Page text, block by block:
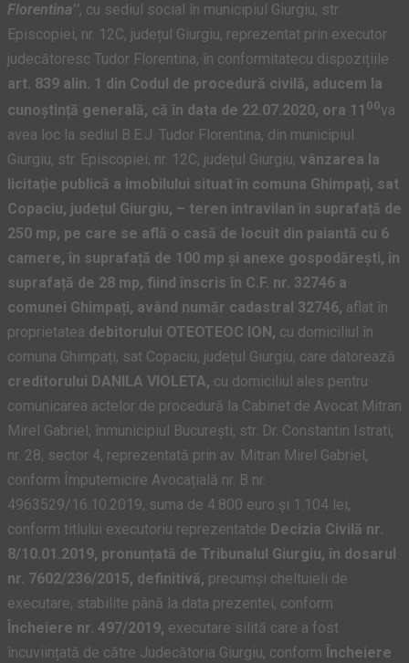
Florentina’’, cu sediul social în municipiul Giurgiu, str.
Episcopiei, nr. 12C, județul Giurgiu, reprezentat prin executor
judecătoresc Tudor Florentina, în conformitatecu dispozițiile
art. 839 alin. 1 din Codul de procedură civilă, aducem la
cunoștință generală, că în data de 22.07.2020, ora 11 00va
avea loc la sediul B.E.J. Tudor Florentina, din municipiul
Giurgiu, str. Episcopiei, nr. 12C, județul Giurgiu, vânzarea la
licitație publică a imobilului situat în comuna Ghimpați, sat
Copaciu, județul Giurgiu, – teren intravilan în suprafață de
250 mp, pe care se află o casă de locuit din paiantă cu 6
camere, în suprafață de 100 mp și anexe gospodărești, în
suprafață de 28 mp, fiind înscris în C.F. nr. 32746 a
comunei Ghimpați, având număr cadastral 32746, aflat în
proprietatea debitorului OTEOTEOC ION, cu domiciliul în
comuna Ghimpați, sat Copaciu, județul Giurgiu, care datorează
creditorului DANILA VIOLETA, cu domiciliul ales pentru
comunicarea actelor de procedură la Cabinet de Avocat Mitran
Mirel Gabriel, înmunicipiul București, str. Dr. Constantin Istrati,
nr. 28, sector 4, reprezentată prin av. Mitran Mirel Gabriel,
conform Împuternicire Avocațială nr. B nr.
4963529/16.10.2019, suma de 4.800 euro și 1.104 lei,
conform titlului executoriu reprezentatde Decizia Civilă nr.
8/10.01.2019, pronunțată de Tribunalul Giurgiu, în dosarul
nr. 7602/236/2015, definitivă, precumși cheltuieli de
executare, stabilite până la data prezentei, conform
Încheiere nr. 497/2019, executare silită care a fost
încuviințată de către Judecătoria Giurgiu, conform Încheiere